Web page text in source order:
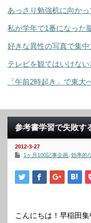
あっさり勉強机に向か
私が学年で1番になった
好きな異性の写真で集
テレビを観てはいけな
「午前2時起き」で東大
参考書学習で失敗す
2012-3-27
1ヶ月100記事企画 効率的
こんにちは！早稲田